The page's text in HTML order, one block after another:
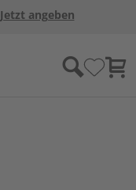
Jetzt angeben